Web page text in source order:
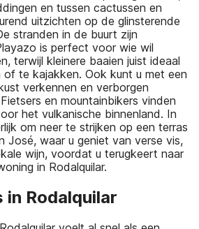
en tussen cactussen en
uitzichten op de glinsterende
stranden in de buurt zijn
is perfect voor wie wil
terwijl kleinere baaien juist ideaal
of te kajakken. Ook kunt u met een
verkennen en verborgen
en mountainbikers vinden
het vulkanische binnenland. In
om neer te strijken op een terras
José, waar u geniet van verse vis,
wijn, voordat u terugkeert naar
in Rodalquilar.
Rodalquilar